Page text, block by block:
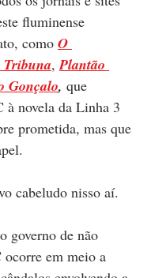
fluminense
como O
Tribuna, Plantão
Gonçalo, que
à novela da Linha 3
prometida, mas que
cabeludo nisso aí.
governo de não
em meio a